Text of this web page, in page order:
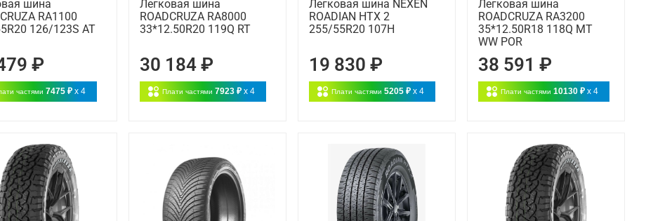
шина
RA1100
126/123S AT
₽
частями 7475 ₽ x 4
Легковая шина
ROADCRUZA RA8000
33*12.50R20 119Q RT
30 184 ₽
Плати частями 7923 ₽ x 4
Легковая шина NEXEN
ROADIAN HTX 2
255/55R20 107H
19 830 ₽
Плати частями 5205 ₽ x 4
Легковая шина
ROADCRUZA RA3200
35*12.50R18 118Q MT
WW POR
38 591 ₽
Плати частями 10130 ₽ x 4